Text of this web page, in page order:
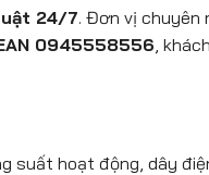
24/7. Đơn vị chuyên
0945558556 ,
suất hoạt động, dây